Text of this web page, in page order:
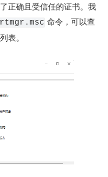
正确且受信任的证书。我
命令，可以查
表。